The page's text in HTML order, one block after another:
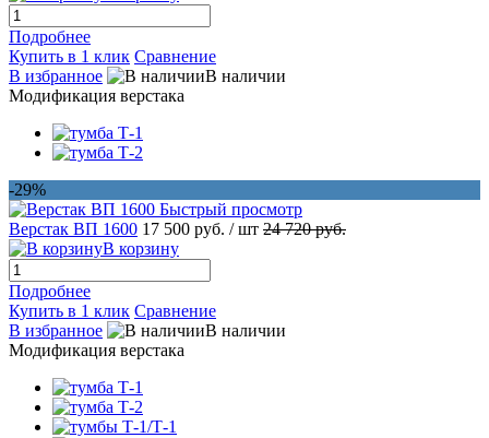
Подробнее
Купить в 1 клик Сравнение
В избранное
В наличии
Модификация верстака
-29%
Быстрый просмотр
Верстак ВП 1600 17 500 руб. / шт 24 720 руб.
В корзину
Подробнее
Купить в 1 клик Сравнение
В избранное
В наличии
Модификация верстака